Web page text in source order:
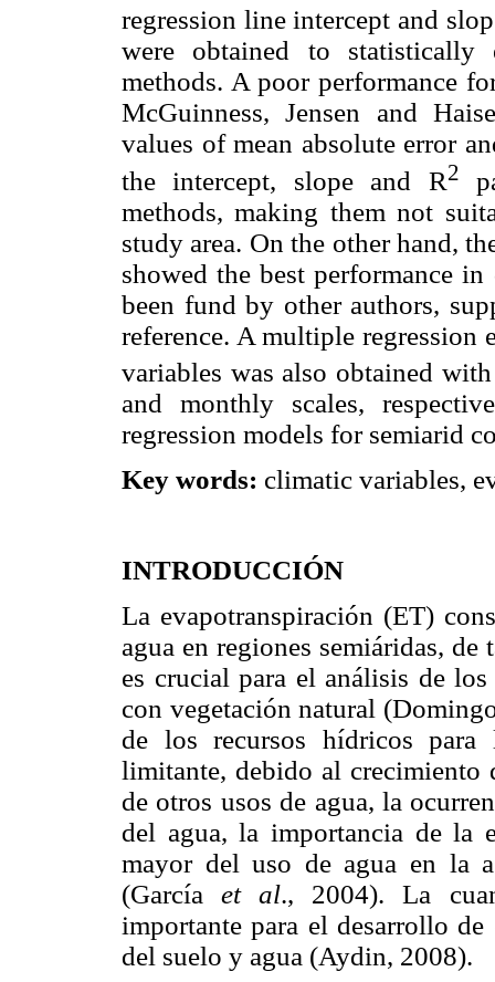
regression line intercept and
were obtained to statistically
methods. A poor performance
McGuinness, Jensen and
values of mean absolute error
the intercept, slope and R2
methods, making them not
study area. On the other hand,
showed the best performance
been fund by other authors,
reference. A multiple regression
variables was also obtained
and monthly scales,
regression models for semiarid
Key words: climatic variables,
INTRODUCCIÓN
La evapotranspiración (ET)
agua en regiones semiáridas,
es crucial para el análisis de
con vegetación natural
de los recursos hídricos
limitante, debido al crecimiento
de otros usos de agua, la
del agua, la importancia de la
mayor del uso de agua en la
(Garcíaet al., 2004). La
importante para el desarrollo de
del suelo y agua (Aydin, 2008).